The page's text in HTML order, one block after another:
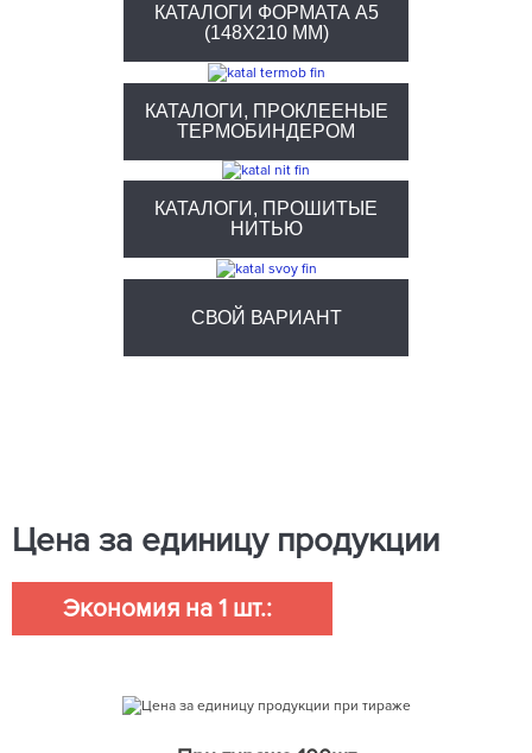
КАТАЛОГИ ФОРМАТА А5
(148X210 ММ)
КАТАЛОГИ, ПРОКЛЕЕНЫЕ
ТЕРМОБИНДЕРОМ
КАТАЛОГИ, ПРОШИТЫЕ
НИТЬЮ
СВОЙ ВАРИАНТ
Цена за единицу продукции
Экономия на 1 шт.: